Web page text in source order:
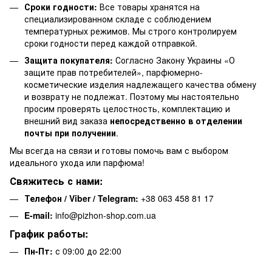
Сроки годности: Все товары хранятся на
специализированном складе с соблюдением
температурных режимов. Мы строго контролируем
сроки годности перед каждой отправкой.
Защита покупателя: Согласно Закону Украины «О
защите прав потребителей», парфюмерно-
косметические изделия надлежащего качества обмену
и возврату не подлежат. Поэтому мы настоятельно
просим проверять целостность, комплектацию и
внешний вид заказа непосредственно в отделении
почты при получении.
Мы всегда на связи и готовы помочь вам с выбором
идеального ухода или парфюма!
Свяжитесь с нами:
Телефон / Viber / Telegram: +38 063 458 81 17
E-mail: info@pizhon-shop.com.ua
График работы:
Пн-Пт: с 09:00 до 22:00